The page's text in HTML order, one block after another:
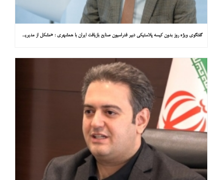
گفتگوی ویژه روز بدون کیسه پلاستیکی دبیر فدراسیون صنایع بازیافت ایران با همشهری : «مشکل از مدیریت پسماند پلاستیکی است، نه کیسه پلاستیکی»